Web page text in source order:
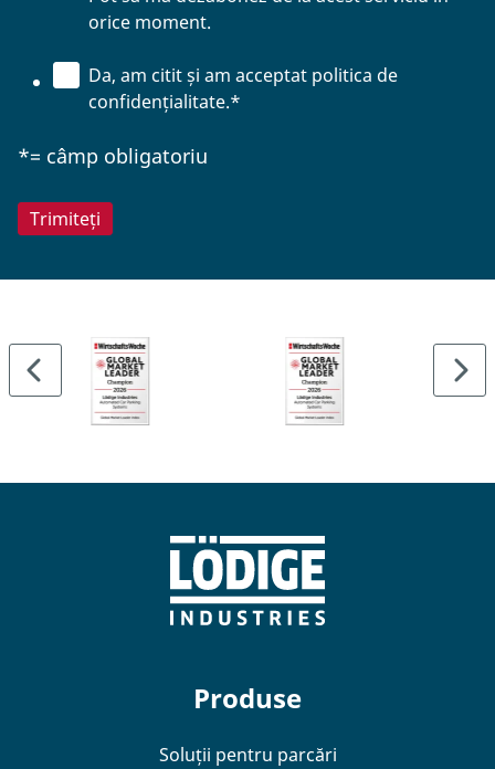
orice moment.
Da, am citit și am acceptat politica de
confidențialitate.*
*= câmp obligatoriu
Produse
Soluții pentru parcări